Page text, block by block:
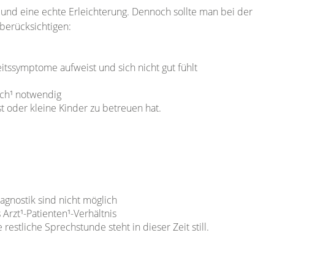
eine echte Erleichterung. Dennoch sollte man bei der
aufweist und sich nicht gut fühlt
notwendig
oder kleine Kinder zu betreuen hat.
sind nicht möglich
Patienten¹-Verhältnis
Sprechstunde steht in dieser Zeit still.